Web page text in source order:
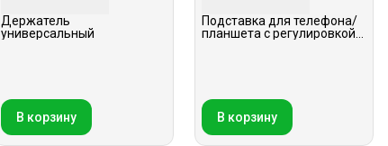
Держатель
универсальный
В корзину
Подставка для телефона/
планшета с регулировкой
В корзину